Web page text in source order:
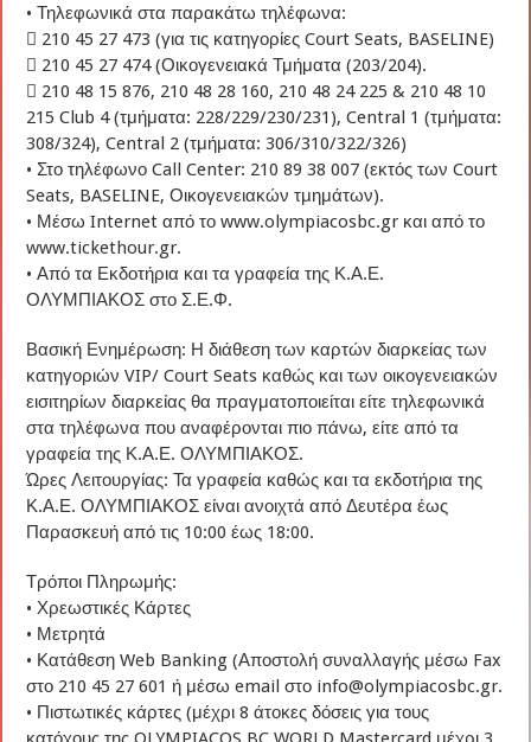
• Τηλεφωνικά στα παρακάτω τηλέφωνα:
 210 45 27 473 (για τις κατηγορίες Court Seats, BASELINE)
 210 45 27 474 (Οικογενειακά Τμήματα (203/204).
 210 48 15 876, 210 48 28 160, 210 48 24 225 & 210 48 10
215 Club 4 (τμήματα: 228/229/230/231), Central 1 (τμήματα:
308/324), Central 2 (τμήματα: 306/310/322/326)
• Στο τηλέφωνο Call Center: 210 89 38 007 (εκτός των Court
Seats, BASELINE, Οικογενειακών τμημάτων).
• Μέσω Internet από το www.olympiacosbc.gr και από το
www.tickethour.gr.
• Από τα Εκδοτήρια και τα γραφεία της Κ.Α.Ε.
ΟΛΥΜΠΙΑΚΟΣ στο Σ.Ε.Φ.
Βασική Ενημέρωση: Η διάθεση των καρτών διαρκείας των
κατηγοριών VIP/ Court Seats καθώς και των οικογενειακών
εισιτηρίων διαρκείας θα πραγματοποιείται είτε τηλεφωνικά
στα τηλέφωνα που αναφέρονται πιο πάνω, είτε από τα
γραφεία της Κ.Α.Ε. ΟΛΥΜΠΙΑΚΟΣ.
Ώρες Λειτουργίας: Τα γραφεία καθώς και τα εκδοτήρια της
Κ.Α.Ε. ΟΛΥΜΠΙΑΚΟΣ είναι ανοιχτά από Δευτέρα έως
Παρασκευή από τις 10:00 έως 18:00.
Τρόποι Πληρωμής:
• Χρεωστικές Κάρτες
• Μετρητά
• Κατάθεση Web Banking (Αποστολή συναλλαγής μέσω Fax
στο 210 45 27 601 ή μέσω email στο info@olympiacosbc.gr.
• Πιστωτικές κάρτες (μέχρι 8 άτοκες δόσεις για τους